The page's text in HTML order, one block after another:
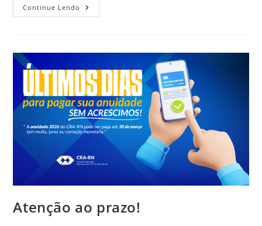
Continue Lendo CRA-
RN
Da
Mulher,
Em
Mossoró
Atenção ao prazo!